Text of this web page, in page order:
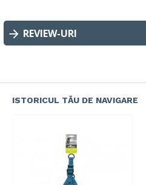
REVIEW-URI
ISTORICUL TĂU DE NAVIGARE